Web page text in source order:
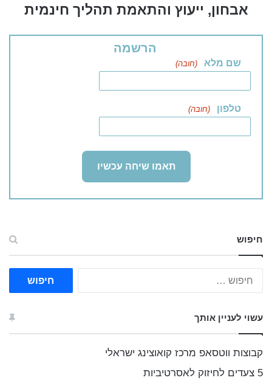
אבחון, ייעוץ והתאמת תהליך חינמית
הרשמה
שם מלא (חובה)
טלפון (חובה)
חיפוש
עשוי לעניין אותך
קבוצות ווטסאפ מרכז קואוצינג ישראלי
5 צעדים לחיזוק לאסרטיביות